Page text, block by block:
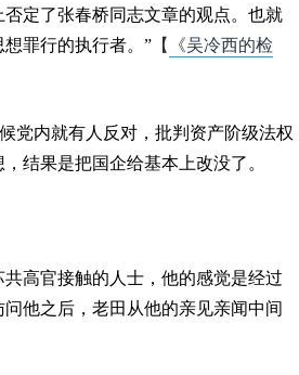
定了张春桥同志文章的观点。也就
罪行的执行者。” 【
《吴冷西的检
党内就有人反对，批判资产阶级法权
结果是把国企给基本上改没了。
高官接触的人士，他的感觉是经过
他之后，老田从他的亲见亲闻中间